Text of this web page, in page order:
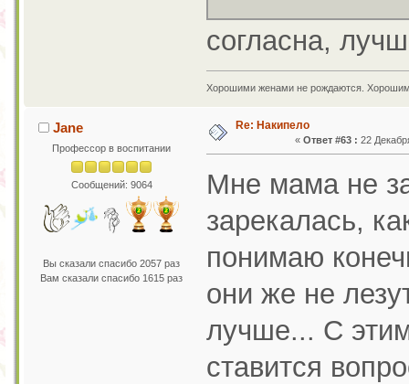
согласна,
Хорошими женами не рождаются.
Jane
Профессор в воспитании
Сообщений: 9064
Вы сказали спасибо 2057 раз
Вам сказали спасибо 1615 раз
Re: Накипело
« Ответ #63 : 22
Мне мама не
зарекалась,
понимаю
они же не
лучше... С
ставится